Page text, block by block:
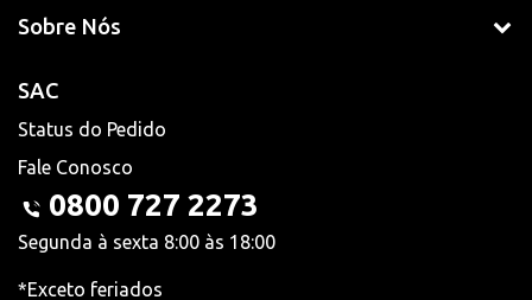
Sobre Nós
SAC
Status do Pedido
Fale Conosco
0800 727 2273
Segunda à sexta 8:00 às 18:00
*Exceto feriados